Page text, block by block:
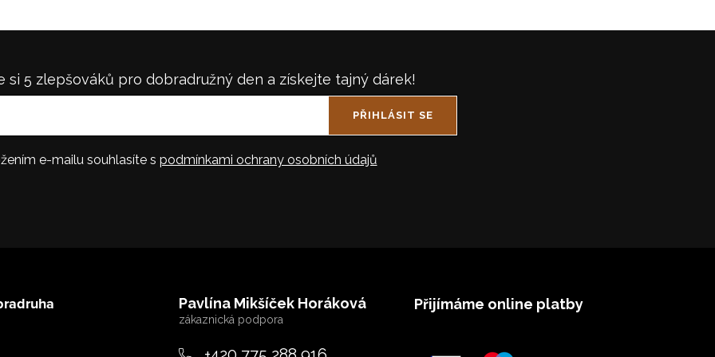
si 5 zlepšováků pro dobradružný den a získejte tajný dárek!
e-mailu souhlasíte s podmínkami ochrany osobních údajů
PŘIHLÁSIT SE
Pavlína Mikšíček Horáková Přijímáme online platby